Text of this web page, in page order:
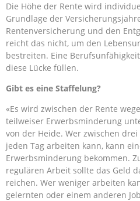
Die Höhe der Rente wird
Grundlage der
Rentenversicherung und den
reicht das nicht, um den
bestreiten. Eine
diese Lücke füllen.
Gibt es eine Staffelung?
«Es wird zwischen der Rente
teilweiser Erwerbsminderung
von der Heide. Wer zwischen
jeden Tag arbeiten kann, kann
Erwerbsminderung bekommen.
regulären Arbeit sollte das Geld
reichen. Wer weniger arbeiten
gelernten oder einem anderen